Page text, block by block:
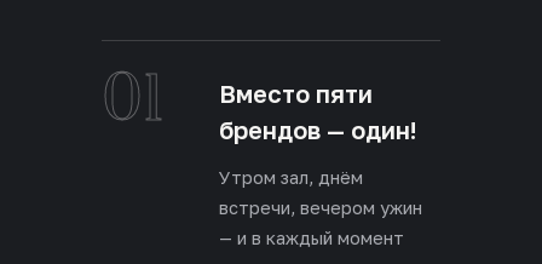
01
Вместо пяти
брендов — один!
Утром зал, днём
встречи, вечером ужин
— и в каждый момент